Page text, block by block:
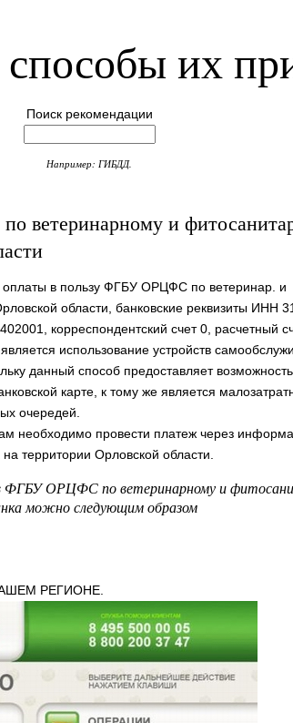
их
Поиск рекомендации
Например: ГИБДД.
ветеринарному и
в пользу ФГБУ ОРЦФС по ветеринар. и
области, банковские реквизиты ИНН
корреспондентский счет 0, расчетный
использование устройств
данный способ предоставляет
карте, к тому же является
очередей.
необходимо провести платеж через
территории Орловской области.
ФГБУ ОРЦФС по ветеринарному и
можно следующим образом
РЕГИОНЕ.